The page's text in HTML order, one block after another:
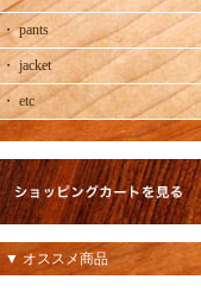
・ pants
・ jacket
・ etc
▼ オススメ商品